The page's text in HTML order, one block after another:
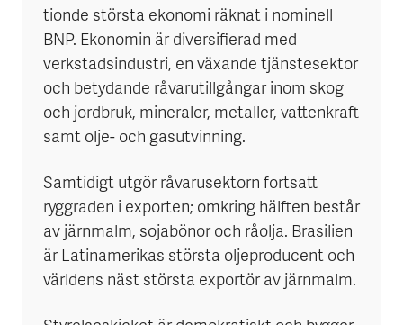
tionde största ekonomi räknat i nominell
BNP. Ekonomin är diversifierad med
verkstadsindustri, en växande tjänstesektor
och betydande råvarutillgångar inom skog
och jordbruk, mineraler, metaller, vattenkraft
samt olje- och gasutvinning.
Samtidigt utgör råvarusektorn fortsatt
ryggraden i exporten; omkring hälften består
av järnmalm, sojabönor och råolja. Brasilien
är Latinamerikas största oljeproducent och
världens näst största exportör av järnmalm.